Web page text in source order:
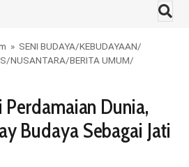
» SENI BUDAYA/KEBUDAYAAN/
/NUSANTARA/BERITA UMUM/
Perdamaian Dunia,
Budaya Sebagai Jati